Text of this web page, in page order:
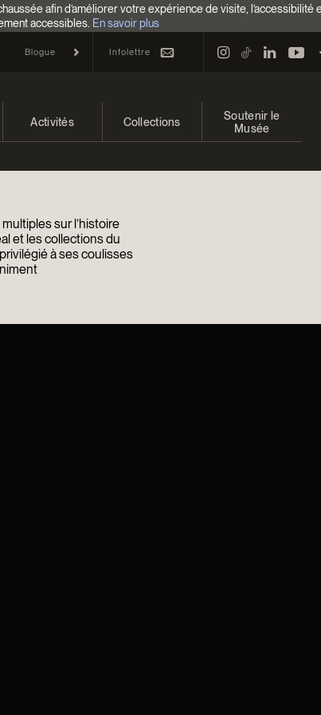
afin d’améliorer votre expérience de visite,
accessibles. En savoir plus
Blogue Infolettre
Activités
Programmation Cultures autochtones
Colloques et symposiums
Collections
EncycloModeQC
documentation
Soutenir le
Musée
sur l’histoire
et les collections du
à ses coulisses